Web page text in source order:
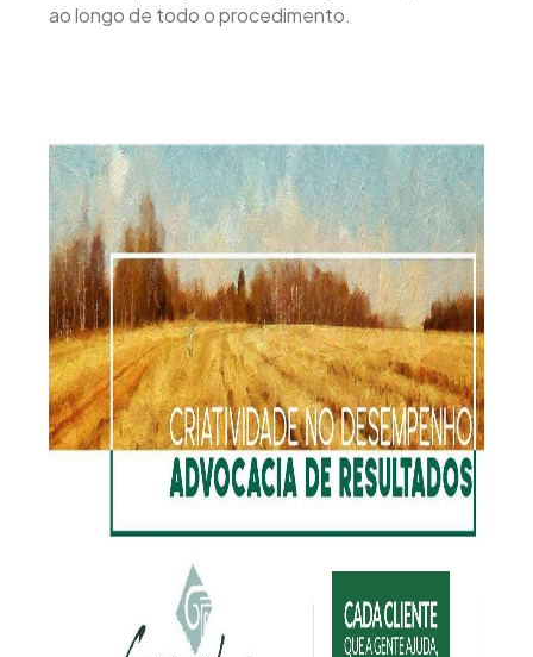
ao longo de todo o procedimento.